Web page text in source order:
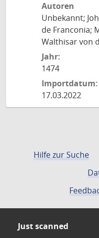
Autoren
Unbekannt;
de Franconia;
Walthisar von
Jahr:
1474
Importdatum:
17.03.2022
Hilfe zur Suche
Just scanned